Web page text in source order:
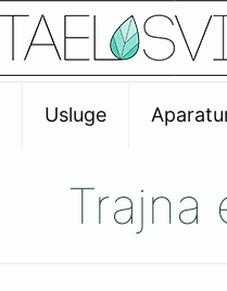
Usluge
Trajna